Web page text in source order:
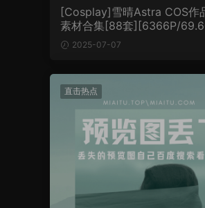
[Cosplay]雪晴Astra COS作
素材合集[88套][6366P/
2025-07-07
直击热点